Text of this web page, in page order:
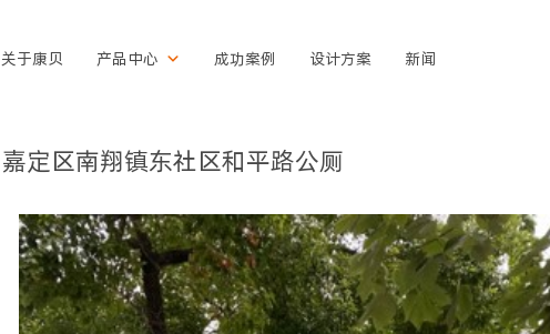
关于康贝 产品中心 成功案例 设计方案 新闻
嘉定区南翔镇东社区和平路公厕